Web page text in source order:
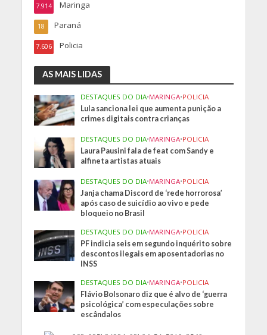
Maringa
7.914
Paraná
18
Policia
7.606
AS MAIS LIDAS
DESTAQUES DO DIA•MARINGA•POLICIA
Lula sanciona lei que aumenta punição a
crimes digitais contra crianças
DESTAQUES DO DIA•MARINGA•POLICIA
Laura Pausini fala de feat com Sandy e
alfineta artistas atuais
DESTAQUES DO DIA•MARINGA•POLICIA
Janja chama Discord de ‘rede horrorosa’
após caso de suicídio ao vivo e pede
bloqueio no Brasil
DESTAQUES DO DIA•MARINGA•POLICIA
PF indicia seis em segundo inquérito sobre
descontos ilegais em aposentadorias no
INSS
DESTAQUES DO DIA•MARINGA•POLICIA
Flávio Bolsonaro diz que é alvo de ‘guerra
psicológica’ com especulações sobre
escândalos